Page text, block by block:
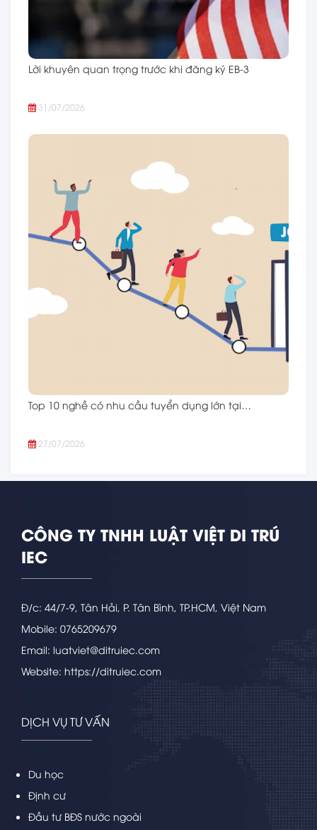
Lời khuyên quan trọng trước khi đăng ký EB-3
31/07/2026
Top 10 nghề có nhu cầu tuyển dụng lớn tại…
27/07/2026
CÔNG TY TNHH LUẬT VIỆT DI TRÚ
IEC
Đ/c: 44/7-9, Tân Hải, P. Tân Bình, TP.HCM, Việt Nam
Mobile: 0765209679
Email: luatviet@ditruiec.com
Website: https://ditruiec.com
DỊCH VỤ TƯ VẤN
Du học
Định cư
Đầu tư BĐS nước ngoài